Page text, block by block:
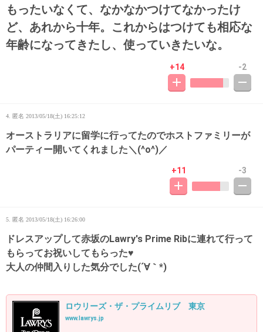
もったいなくて、なかなかつけてなかったけ
ど、あれから十年。これからはつけても相応な
年齢になってきたし、使っていきたいな。
+14 -2
4. 匿名 2013/05/18(土) 16:25:12
オーストラリアに留学に行ってたのでホストファミリーが
パーティー開いてくれました＼(^o^)／
+11 -3
5. 匿名 2013/05/18(土) 16:26:00
ドレスアップして赤坂のLawry's Prime Ribに連れて行って
もらってお祝いしてもらった♥
大人の仲間入りした気分でした(´∀｀*)
ロウリーズ・ザ・プライムリブ 東京
www.lawrys.jp